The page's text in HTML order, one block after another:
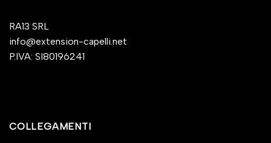
RA13 SRL
info@extension-capelli.net
P.IVA: SI80196241
COLLEGAMENTI